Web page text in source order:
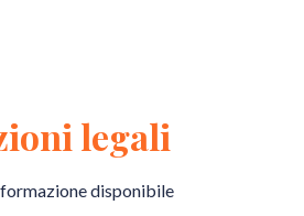
legali
disponibile